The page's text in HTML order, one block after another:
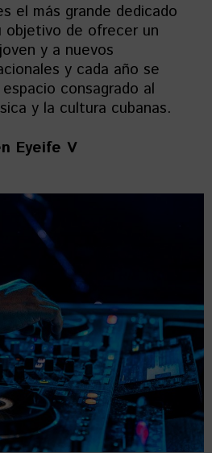
el más grande dedicado
objetivo de ofrecer un
y a nuevos
y cada año se
consagrado al
y la cultura cubanas.
Eyeife V